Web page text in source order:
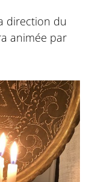
direction du
animée par